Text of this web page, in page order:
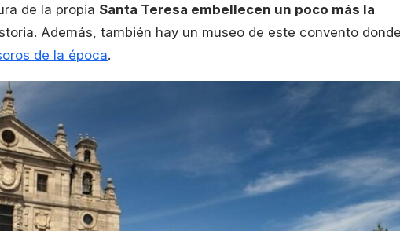
de la propia Santa Teresa embellecen un poco más la
Además, también hay un museo de este convento
de la época.